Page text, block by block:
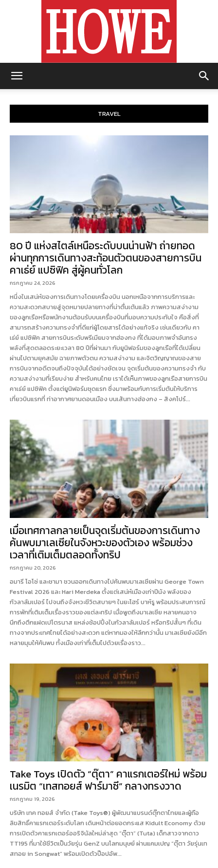
TRAVEL
80 ปี แห่งสไตล์เหนือระดับบนน่านฟ้า ถ่ายทอด
ผ่านทุกการเดินทางสะท้อนตัวตนของสายการบิน
คาเธ่ย์ แปซิฟิค สู่ผู้คนทั่วโลก
กรกฎาคม 24, 2026
หนึ่งในเสน่ห์ของการเดินทางโดยเครื่องบิน นอกเหนือจากการบริการและ
ความสะดวกสบายสู่จุดหมายปลายทางที่น่าตื่นเต้นแล้ว ภาพความสง่างาม
ของลูกเรือหรือพนักงานต้อนรับบนเครื่องบินที่มอบความประทับใจ คือสิ่งที่
สามารถสร้างความทรงจำที่ดีแก่ผู้โดยสารได้อย่างแท้จริง เช่นเดียวกับ คา
เธ่ย์ แปซิฟิค สายการบินระดับพรีเมียมจากฮ่องกง ที่ได้มอบภาพจำอันทรง
พลังที่สุดตลอดระยะเวลา 80 ปีที่ผ่านมา กับยูนิฟอร์มของลูกเรือที่ได้เปลี่ยน
ผ่านไปตามยุคสมัย ฉายภาพตัวตน ความสง่างาม และจิตวิญญาณของสาย
การบินจากอดีตจนถึงปัจจุบันได้อย่างชัดเจน จุดเริ่มต้นของความทรงจำ กับ
ความสง่างามที่เรียบง่าย สำหรับคนไทย เราได้เห็นภาพของลูกเรือสายการบิน
คาเธ่ย์ แปซิฟิค ตั้งแต่ยูนิฟอร์มชุดแรก ซึ่งมาพร้อมกับการเริ่มต้นให้บริการ
เที่ยวบินแรกที่ ท่าอากาศยานดอนเมือง บนเส้นทางฮ่องกง – สิงคโปร์...
เมื่อเทศกาลกลายเป็นจุดเริ่มต้นของการเดินทาง
ค้นพบมาเลเซียในจังหวะของตัวเอง พร้อมช่วง
เวลาที่เติมเต็มตลอดทั้งทริป
กรกฎาคม 20, 2026
อมารี โอโซ่ และชามา ชวนออกเดินทางไปค้นพบมาเลเซียผ่าน George Town
Festival 2026 และ Hari Merdeka ตั้งแต่เสน่ห์เมืองเก่าปีนัง พลังของ
กัวลาลัมเปอร์ ไปจนถึงจังหวะชีวิตสบายๆ ในยะโฮร์ บาห์รู พร้อมประสบการณ์
การพักที่เติมเต็มเรื่องราวของแต่ละทริป เมื่อพูดถึงมาเลเซีย หลายคนอาจ
นึกถึงตึกแฝดเปโตรนาส แหล่งช้อปปิ้งในกัวลาลัมเปอร์ หรือทริปสั้นๆ ที่เดิน
ทางจากประเทศไทยได้อย่างสะดวก แต่หากมองให้ลึกกว่านั้น มาเลเซียยังมีอีก
หลายมุมให้ค้นพบ ทั้งเมืองเก่าที่เต็มไปด้วยเรื่องราว...
Take Toys เปิดตัว “ตุ๊ตา” คาแรกเตอร์ใหม่ พร้อม
เนรมิต “เทสทอยส์ ฟาร์มาซี” กลางทรงวาด
กรกฎาคม 19, 2026
บริษัท เทค ทอยส์ จำกัด (Take Toys®) ผู้พัฒนาแบรนด์ตุ๊กตาไทยและผู้ถือ
ลิขสิทธิ์คาแรกเตอร์ระดับโลก เดินหน้าต่อยอดกระแส Kidult Economy ด้วย
การเปิดตัวคาแรกเตอร์ออริจินัลใหม่ล่าสุด “ตุ๊ตา” (Tuta) เด็กสาวจากดาว
TT195 ที่มาใช้ชีวิตเป็นวัยรุ่น GenZ บนโลกมนุษย์ ผ่านแคมเปญ “ตุ๊ตา วัยรุ่นเท
สทอย in Songwat” พร้อมเปิดตัวป๊อปอัพ...